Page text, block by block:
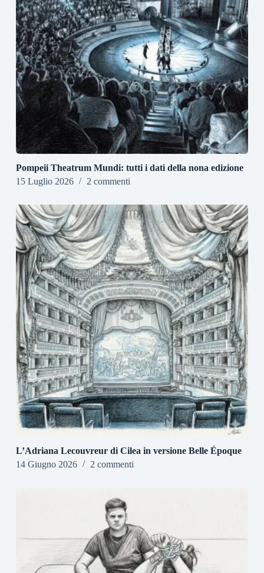
Pompeii Theatrum Mundi: tutti i dati della nona edizione
15 Luglio 2026
2 commenti
L’Adriana Lecouvreur di Cilea in versione Belle Époque
14 Giugno 2026
2 commenti